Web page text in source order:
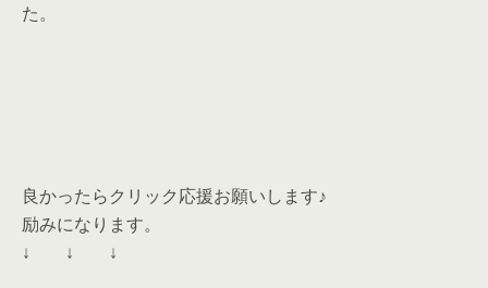
た。
良かったらクリック応援お願いします♪
励みになります。
↓ ↓ ↓